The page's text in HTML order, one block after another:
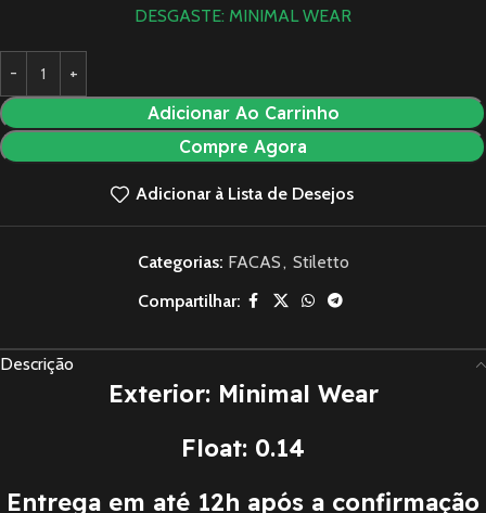
DESGASTE: MINIMAL WEAR
Adicionar Ao Carrinho
Compre Agora
Adicionar à Lista de Desejos
Categorias: FACAS, Stiletto
Compartilhar:
Descrição
Exterior: Minimal Wear
Float: 0.14
Entrega em até 12h após a confirmação